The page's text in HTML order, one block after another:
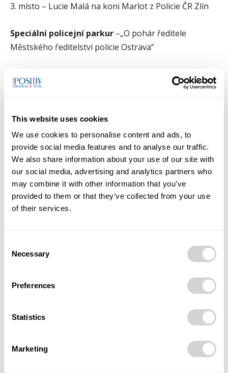
This website uses cookies
We use cookies to personalise content and ads, to
provide social media features and to analyse our traffic.
We also share information about your use of our site with
our social media, advertising and analytics partners who
may combine it with other information that you’ve
provided to them or that they’ve collected from your use
of their services.
Selection
Necessary
Preferences
Statistics
Marketing
3. místo – Lucie Malá na koni Marlot z Policie ČR Zlín
Speciální policejní parkur –„O pohár ředitele
Městského ředitelství policie Ostrava“
1. místo – Ivana Missigová na koni Sid z Městské
policie Ostrava
2. místo – Pavel Neuwirth na koni Aurelian z Městské
policie Ostrava
3. místo – Daniel Orsag na koni Balista z Městské
policie Ostrava
Zdroj: ostrava.cz
Policie České republiky
Předchozí článek Další článek